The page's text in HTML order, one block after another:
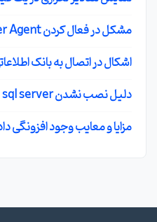
مشکل در فعال کردن SQL Server Agent
اشکال در اتصال به بانک
دلیل نصب نشدن sql server
مزایا و معایب وجود افزونگی